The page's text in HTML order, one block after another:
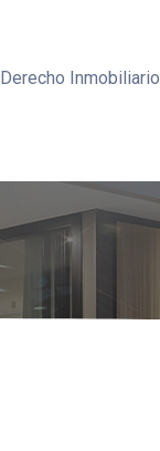
Derecho Inmobiliario